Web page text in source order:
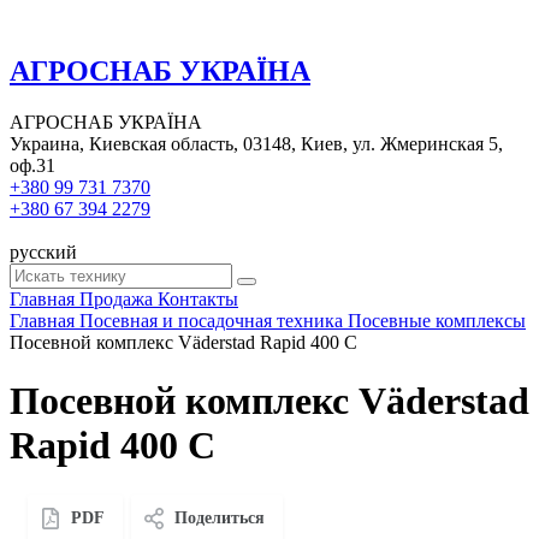
АГРОСНАБ УКРАЇНА
АГРОСНАБ УКРАЇНА
Украина, Киевская область, 03148, Киев, ул. Жмеринская 5,
оф.31
+380 99 731 7370
+380 67 394 2279
русский
Главная Продажа Контакты
Главная Посевная и посадочная техника Посевные комплексы
Посевной комплекс Väderstad Rapid 400 C
Посевной комплекс Väderstad
Rapid 400 C
PDF Поделиться